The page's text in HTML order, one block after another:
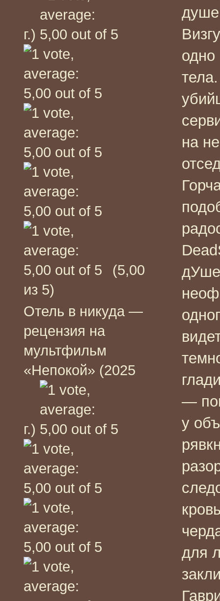
г.)
(5,00
из 5)
Отель в никуда —
рецензия на
мультфильм
«Непокой» (2025
г.)
одно
на
—
у
для